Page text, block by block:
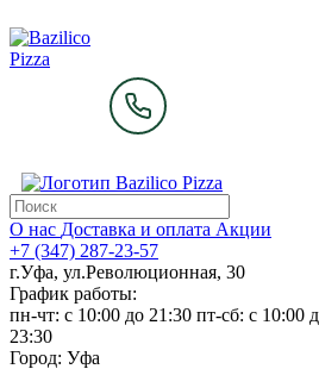
О нас Доставка и оплата Акции
+7 (347) 287-23-57
г.Уфа, ул.Революционная, 30
График работы:
пн-чт: c 10:00 до 21:30 пт-сб: c 10:00
23:30
Город: Уфа